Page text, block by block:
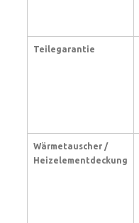
Teilegarantie
Wärmetauscher /
Heizelementdeckung